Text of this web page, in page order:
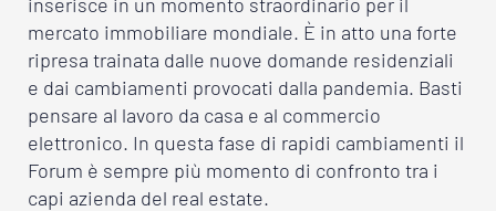
mercato immobiliare mondiale. È in atto una forte
ripresa trainata dalle nuove domande residenziali
e dai cambiamenti provocati dalla pandemia. Basti
pensare al lavoro da casa e al commercio
elettronico. In questa fase di rapidi cambiamenti il
Forum è sempre più momento di confronto tra i
capi azienda del real estate.